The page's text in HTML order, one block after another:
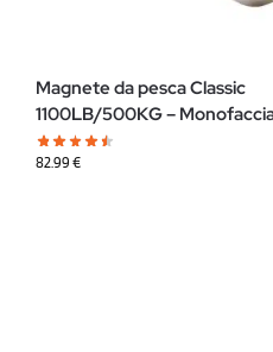
Magnete da pesca Classic
1100LB/500KG –
82.99€